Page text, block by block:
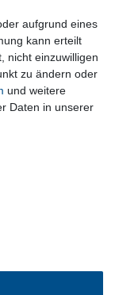
Warenwert
aufgrund eines
kann erteilt
nicht einzuwilligen
zu ändern oder
und weitere
Daten in unserer